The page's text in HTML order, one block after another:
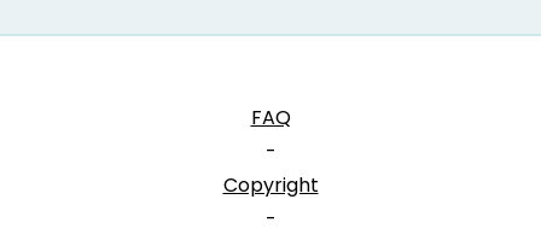
FAQ
-
Copyright
-